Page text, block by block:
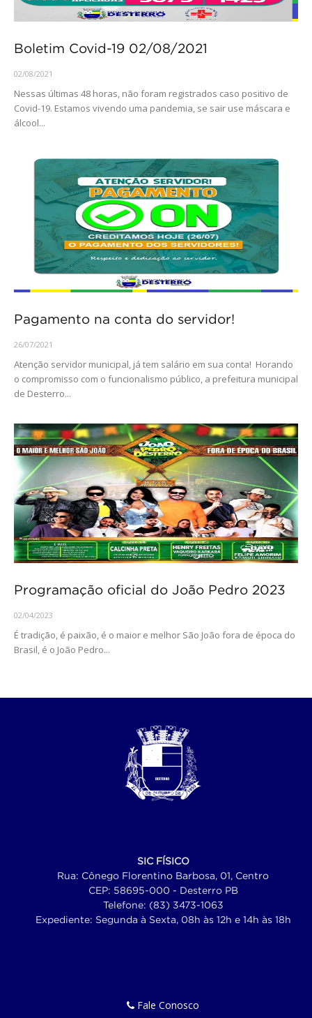
Boletim Covid-19 02/08/2021
02/08/2021
Nessas últimas 48 horas, não foram registrados caso positivo de
Covid-19. Estamos vivendo uma pandemia, se sair use máscara e
álcool...
Pagamento na conta do servidor!
26/07/2021
Atenção servidor municipal, já tem salário em sua conta! Horando
o compromisso com o funcionalismo público, a prefeitura municipal
de Desterro...
Programação oficial do João Pedro 2023
02/04/2023
É tradição, é paixão, é o maior e melhor São João fora de época do
Brasil, é o João Pedro...
SIC FÍSICO
Rua: Cônego Florentino Barbosa, 01, Centro
CEP: 58695-000 - Desterro PB
Telefone: (83) 3473-1063
Expediente: Segunda à Sexta, 08h às 12h e 14h às 18h
Fale Conosco